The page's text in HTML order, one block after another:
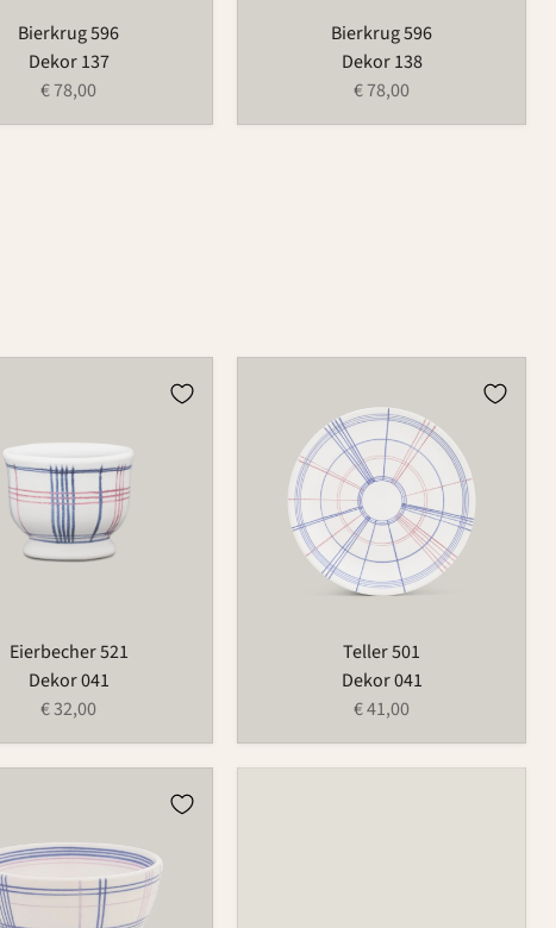
Bierkrug 596
Dekor 137
€ 78,00
Bierkrug 596
Dekor 138
€ 78,00
Eierbecher 521
Dekor 041
€ 32,00
Teller 501
Dekor 041
€ 41,00